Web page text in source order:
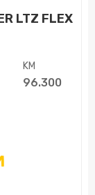
LTZ FLEX
KM
96.300